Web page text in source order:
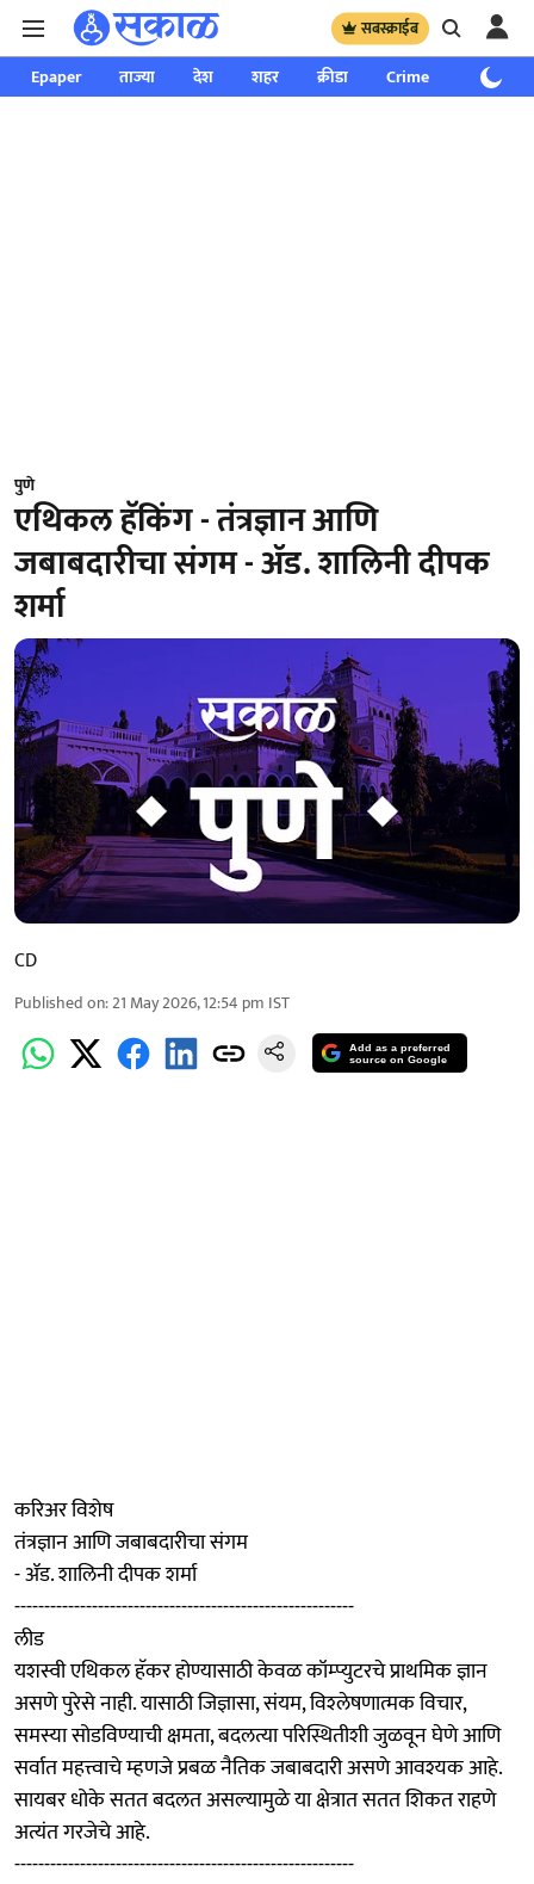
सबस्क्राईब
Epaper ताज्या देश शहर क्रीडा Crime साप्ताहिक
पुणे
एथिकल हॅकिंग - तंत्रज्ञान आणि
जबाबदारीचा संगम - ॲड. शालिनी दीपक
शर्मा
CD
Published on:21 May 2026, 12:54 pm IST
Add as a preferred
source on Google
करिअर विशेष
तंत्रज्ञान आणि जबाबदारीचा संगम
- ॲड. शालिनी दीपक शर्मा
---------------------------------------------------------
लीड
यशस्वी एथिकल हॅकर होण्यासाठी केवळ कॉम्प्युटरचे प्राथमिक ज्ञान
असणे पुरेसे नाही. यासाठी जिज्ञासा, संयम, विश्‍लेषणात्मक विचार,
समस्या सोडविण्याची क्षमता, बदलत्या परिस्थितीशी जुळवून घेणे आणि
सर्वात महत्त्वाचे म्हणजे प्रबळ नैतिक जबाबदारी असणे आवश्यक आहे.
सायबर धोके सतत बदलत असल्यामुळे या क्षेत्रात सतत शिकत राहणे
अत्यंत गरजेचे आहे.
---------------------------------------------------------